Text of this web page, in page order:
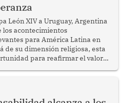
León XIV a Uruguay, Argentina
los acontecimientos
para América Latina en
de su dimensión religiosa, esta
para reafirmar el valor
de desarrollo, cohesión